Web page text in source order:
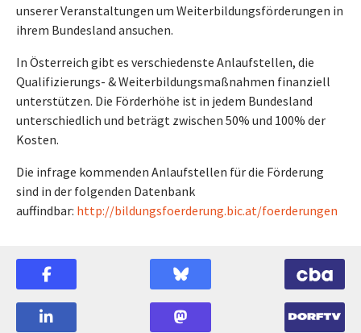
unserer Veranstaltungen um Weiterbildungsförderungen in
ihrem Bundesland ansuchen.
In Österreich gibt es verschiedenste Anlaufstellen, die
Qualifizierungs- & Weiterbildungsmaßnahmen finanziell
unterstützen. Die Förderhöhe ist in jedem Bundesland
unterschiedlich und beträgt zwischen 50% und 100% der
Kosten.
Die infrage kommenden Anlaufstellen für die Förderung
sind in der folgenden Datenbank
auffindbar: http://bildungsfoerderung.bic.at/foerderungen